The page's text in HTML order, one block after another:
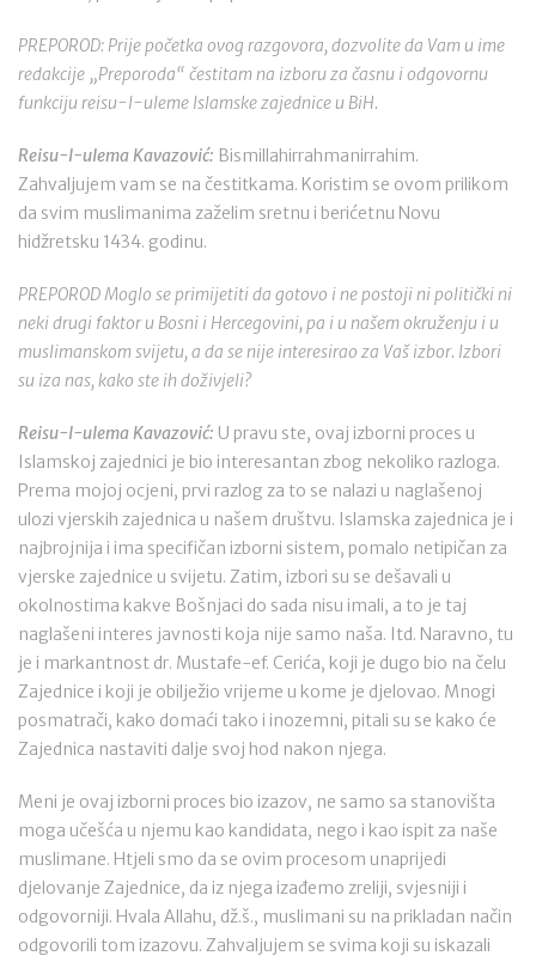
PREPOROD: Prije početka ovog razgovora, dozvolite da Vam u ime
redakcije „Preporoda“ čestitam na izboru za časnu i odgovornu
funkciju reisu-l-uleme Islamske zajednice u BiH.
Reisu-l-ulema Kavazović: Bismillahirrahmanirrahim.
Zahvaljujem vam se na čestitkama. Koristim se ovom prilikom
da svim muslimanima zaželim sretnu i berićetnu Novu
hidžretsku 1434. godinu.
PREPOROD Moglo se primijetiti da gotovo i ne postoji ni politički ni
neki drugi faktor u Bosni i Hercegovini, pa i u našem okruženju i u
muslimanskom svijetu, a da se nije interesirao za Vaš izbor. Izbori
su iza nas, kako ste ih doživjeli?
Reisu-l-ulema Kavazović: U pravu ste, ovaj izborni proces u
Islamskoj zajednici je bio interesantan zbog nekoliko razloga.
Prema mojoj ocjeni, prvi razlog za to se nalazi u naglašenoj
ulozi vjerskih zajednica u našem društvu. Islamska zajednica je i
najbrojnija i ima specifičan izborni sistem, pomalo netipičan za
vjerske zajednice u svijetu. Zatim, izbori su se dešavali u
okolnostima kakve Bošnjaci do sada nisu imali, a to je taj
naglašeni interes javnosti koja nije samo naša. Itd. Naravno, tu
je i markantnost dr. Mustafe-ef. Cerića, koji je dugo bio na čelu
Zajednice i koji je obilježio vrijeme u kome je djelovao. Mnogi
posmatrači, kako domaći tako i inozemni, pitali su se kako će
Zajednica nastaviti dalje svoj hod nakon njega.
Meni je ovaj izborni proces bio izazov, ne samo sa stanovišta
moga učešća u njemu kao kandidata, nego i kao ispit za naše
muslimane. Htjeli smo da se ovim procesom unaprijedi
djelovanje Zajednice, da iz njega izađemo zreliji, svjesniji i
odgovorniji. Hvala Allahu, dž.š., muslimani su na prikladan način
odgovorili tom izazovu. Zahvaljujem se svima koji su iskazali